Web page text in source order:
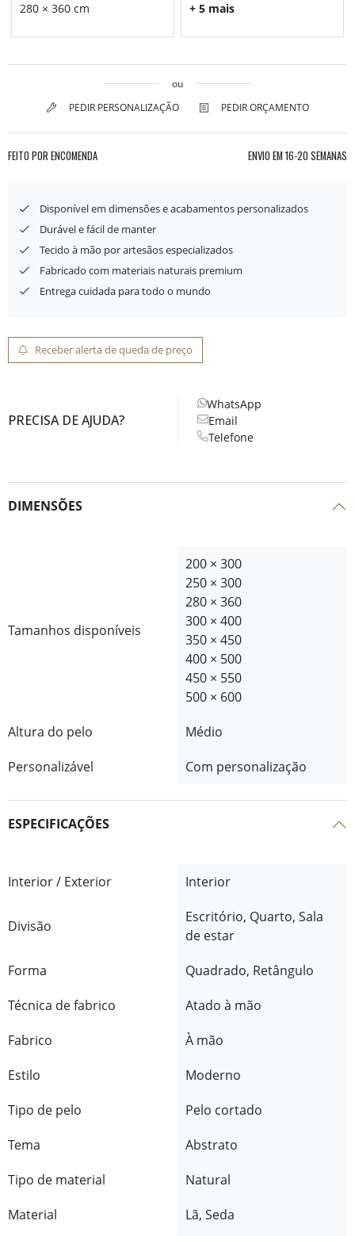
280 × 360 cm + 5 mais
ou
PEDIR PERSONALIZAÇÃO
PEDIR ORÇAMENTO
FEITO POR ENCOMENDA ENVIO EM 16-20 SEMANAS
Disponível em dimensões e acabamentos personalizados
Durável e fácil de manter
Tecido à mão por artesãos especializados
Fabricado com materiais naturais premium
Entrega cuidada para todo o mundo
Receber alerta de queda de preço
PRECISA DE AJUDA?
WhatsApp
Email
Telefone
DIMENSÕES
Tamanhos disponíveis
200 × 300
250 × 300
280 × 360
300 × 400
350 × 450
400 × 500
450 × 550
500 × 600
Altura do pelo
Médio
Personalizável
Com personalização
ESPECIFICAÇÕES
Interior / Exterior Interior
Divisão
Escritório, Quarto, Sala
de estar
Forma
Quadrado, Retângulo
Técnica de fabrico
Atado à mão
Fabrico
À mão
Estilo
Moderno
Tipo de pelo
Pelo cortado
Tema
Abstrato
Tipo de material
Natural
Material
Lã, Seda